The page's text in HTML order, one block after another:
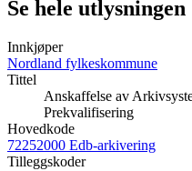
Se hele utlysningen
Innkjøper
Nordland fylkeskommune
Tittel
Anskaffelse av
Prekvalifisering
Hovedkode
72252000 Edb-arkivering
Tilleggskoder